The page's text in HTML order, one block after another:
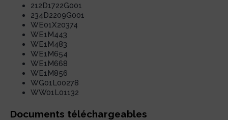
212D1722G001
234D2209G001
WE01X20374
WE1M443
WE1M483
WE1M654
WE1M668
WE1M856
WG01L00278
WW01L01132
Documents téléchargeables